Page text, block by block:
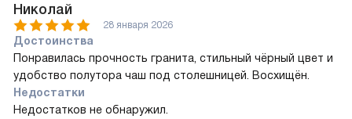
Николай
28 января 2026
Достоинства
Понравилась прочность гранита, стильный чёрный цвет и
удобство полутора чаш под столешницей. Восхищён.
Недостатки
Недостатков не обнаружил.